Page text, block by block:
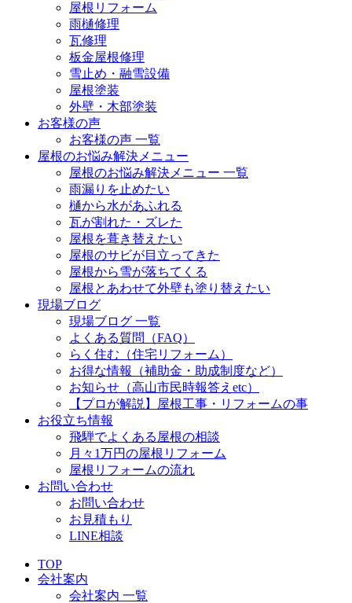
屋根リフォーム
雨樋修理
瓦修理
板金屋根修理
雪止め・融雪設備
屋根塗装
外壁・木部塗装
お客様の声
お客様の声 一覧
屋根のお悩み解決メニュー
屋根のお悩み解決メニュー 一覧
雨漏りを止めたい
樋から水があふれる
瓦が割れた・ズレた
屋根を葺き替えたい
屋根のサビが目立ってきた
屋根から雪が落ちてくる
屋根とあわせて外壁も塗り替えたい
現場ブログ
現場ブログ 一覧
よくある質問（FAQ）
らく住む（住宅リフォーム）
お得な情報（補助金・助成制度など）
お知らせ（高山市民時報答えetc）
【プロが解説】屋根工事・リフォームの事
お役立ち情報
飛騨でよくある屋根の相談
月々1万円の屋根リフォーム
屋根リフォームの流れ
お問い合わせ
お問い合わせ
お見積もり
LINE相談
TOP
会社案内
会社案内 一覧